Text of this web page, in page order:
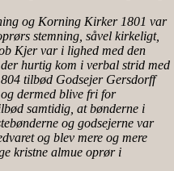
og Korning Kirker 1801 var
stemning, såvel kirkeligt,
Kjer var i lighed med den
hurtig kom i verbal strid med
tilbød Godsejer Gersdorff
dermed blive fri for
samtidig, at bønderne i
og godsejerne var
og blev mere og mere
kristne almue oprør i